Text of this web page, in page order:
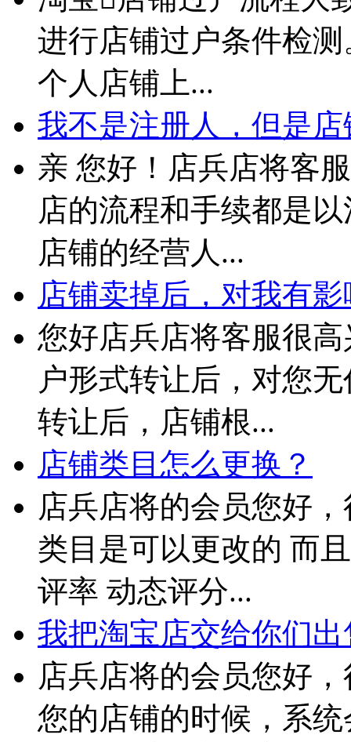
进行店铺过户条件检
个人店铺上...
我不是注册人，但是
亲 您好！店兵店将客
店的流程和手续都是
店铺的经营人...
店铺卖掉后，对我有
您好店兵店将客服很
户形式转让后，对您
转让后，店铺根...
店铺类目怎么更换？
店兵店将的会员您好
类目是可以更改的 而
评率 动态评分...
我把淘宝店交给你们
店兵店将的会员您好
您的店铺的时候，系